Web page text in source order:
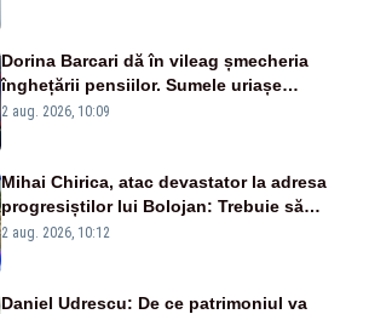
Dorina Barcari dă în vileag șmecheria
înghețării pensiilor. Sumele uriașe
pierdute de fiecare român
2 aug. 2026, 10:09
Mihai Chirica, atac devastator la adresa
progresiștilor lui Bolojan: Trebuie să
protejăm și natura, dar nu șținem omaneii
2 aug. 2026, 10:12
Daniel Udrescu: De ce patrimoniul va